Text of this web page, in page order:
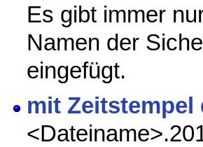
Es gibt immer
Namen der
eingefügt.
mit Zeitstempel